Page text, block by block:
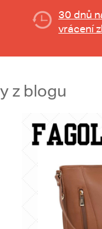
30 dnů
vrácení
z blogu